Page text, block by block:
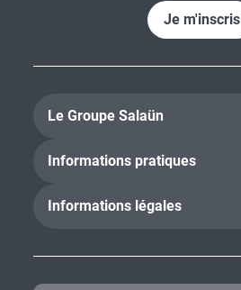
Je m'inscris
Le Groupe Salaün
Informations pratiques
Informations légales